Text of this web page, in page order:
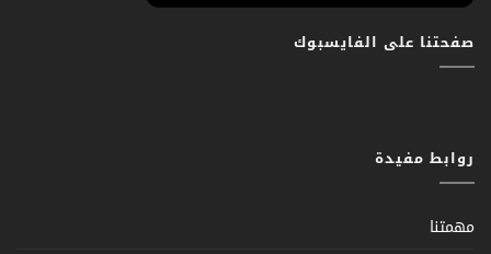
صفحتنا على الفايسبوك
روابط مفيدة
مهمتنا